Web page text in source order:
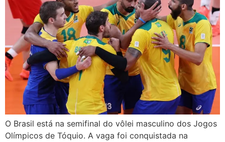
O Brasil está na semifinal do vôlei masculino dos Jogos
Olímpicos de Tóquio. A vaga foi conquistada na